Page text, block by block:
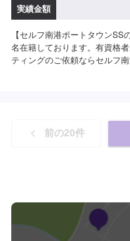
実績金額
【セルフ南港ポートタウン
名在籍しております。有資格
ティングのご依頼ならセルフ
格]SS:27,400円S:29,500円
[持続期間]1年間以上[施工時間
をやられているお客様は、ベ
KeePer】[価格]SS:49,900円
時間込【ECOプラスダイヤモ
M:87,600円L:93,200円
約4時間から8時間※洗車時間込
前の20件